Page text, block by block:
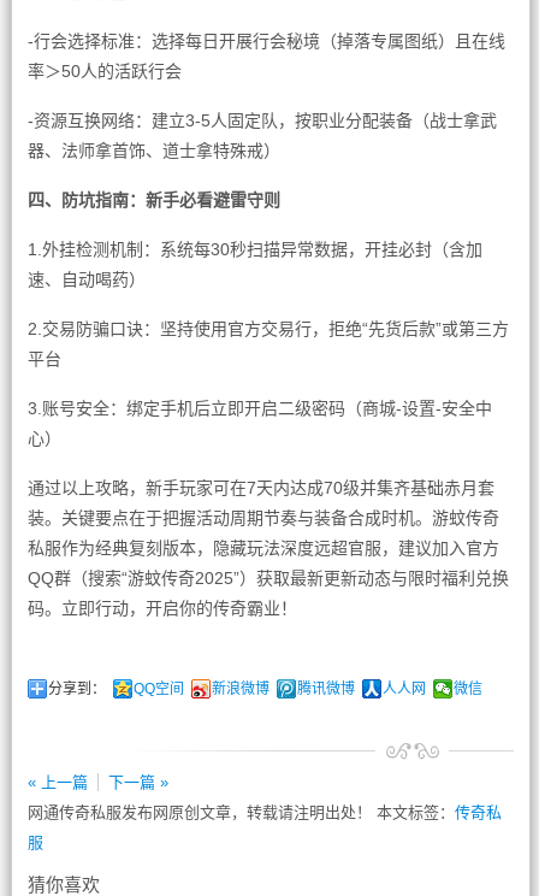
-行会选择标准：选择每日开展行会秘境（掉落专属图纸）且在线
率＞50人的活跃行会
-资源互换网络：建立3-5人固定队，按职业分配装备（战士拿武
器、法师拿首饰、道士拿特殊戒）
四、防坑指南：新手必看避雷守则
1.外挂检测机制：系统每30秒扫描异常数据，开挂必封（含加
速、自动喝药）
2.交易防骗口诀：坚持使用官方交易行，拒绝“先货后款”或第三方
平台
3.账号安全：绑定手机后立即开启二级密码（商城-设置-安全中
心）
通过以上攻略，新手玩家可在7天内达成70级并集齐基础赤月套
装。关键要点在于把握活动周期节奏与装备合成时机。游蚊传奇
私服作为经典复刻版本，隐藏玩法深度远超官服，建议加入官方
QQ群（搜索“游蚊传奇2025”）获取最新更新动态与限时福利兑换
码。立即行动，开启你的传奇霸业！
分享到： QQ空间 新浪微博 腾讯微博 人人网 微信
« 上一篇
下一篇 »
网通传奇私服发布网原创文章，转载请注明出处！ 本文标签： 传奇私
服
猜你喜欢